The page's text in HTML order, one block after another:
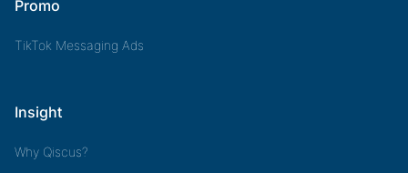
Promo
TikTok Messaging Ads
Insight
Why Qiscus?